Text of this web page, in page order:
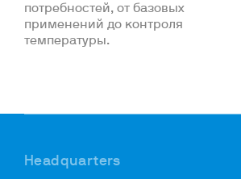
потребностей, от базовых
применений до контроля
температуры.
Headquarters